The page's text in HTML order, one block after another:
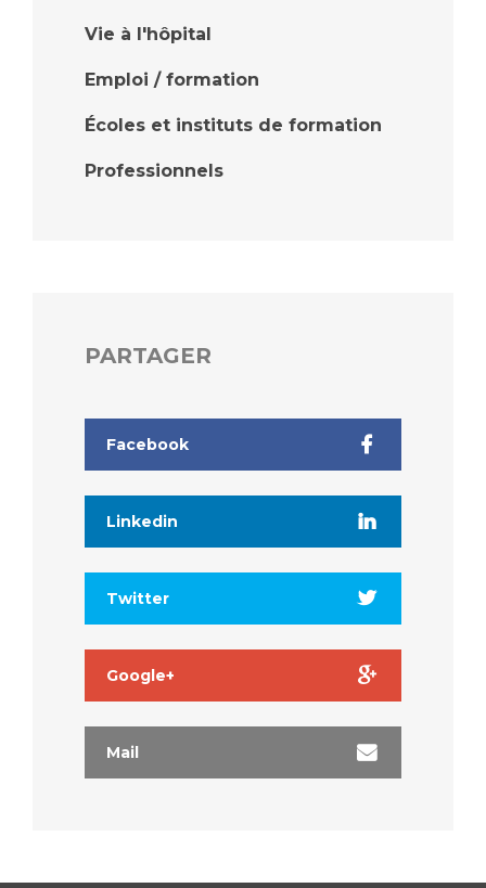
Vie à l'hôpital
Emploi / formation
Écoles et instituts de formation
Professionnels
PARTAGER
Facebook
Linkedin
Twitter
Google+
Mail